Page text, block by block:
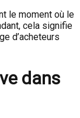
le moment où le
cela signifie
d’acheteurs
dans